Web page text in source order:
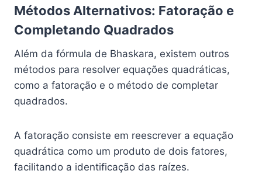
Métodos Alternativos: Fatoração e
Completando Quadrados
Além da fórmula de Bhaskara, existem outros
métodos para resolver equações quadráticas,
como a fatoração e o método de completar
quadrados.
A fatoração consiste em reescrever a equação
quadrática como um produto de dois fatores,
facilitando a identificação das raízes.